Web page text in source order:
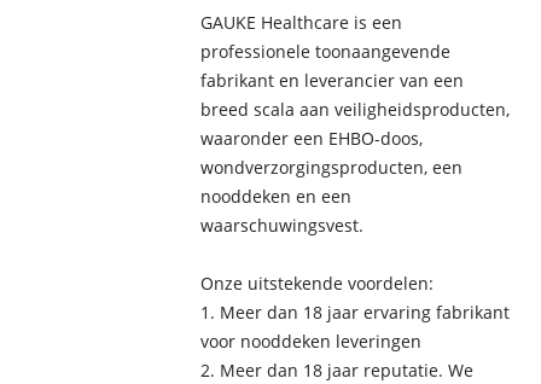
GAUKE Healthcare is een
professionele toonaangevende
fabrikant en leverancier van een
breed scala aan veiligheidsproducten,
waaronder een EHBO-doos,
wondverzorgingsproducten, een
nooddeken en een
waarschuwingsvest.
Onze uitstekende voordelen:
1. Meer dan 18 jaar ervaring fabrikant
voor nooddeken leveringen
2. Meer dan 18 jaar reputatie. We